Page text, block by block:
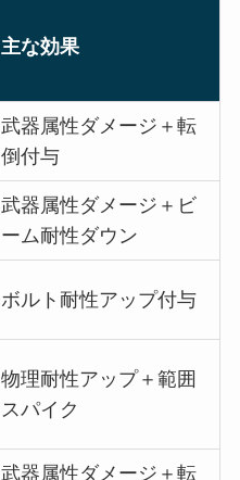
主な効果
武器属性ダメージ＋転
倒付与
武器属性ダメージ＋ビ
ーム耐性ダウン
ボルト耐性アップ付与
物理耐性アップ＋範囲
スパイク
武器属性ダメージ＋転